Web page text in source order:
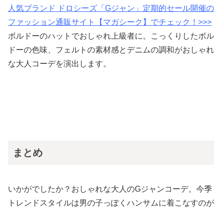
人気ブランド ドロシーズ「Gジャン」定期的セール開催の
ファッション通販サイト【マガシーク】でチェック！>>>
ボルドーのハットでおしゃれ上級者に。こっくりしたボル
ドーの色味、フェルトの素材感とデニムの調和がおしゃれ
な大人コーデを演出します。
まとめ
いかがでしたか？おしゃれな大人のGジャンコーデ。今季
トレンドスタイルは男の子っぽくハンサムに着こなすのが